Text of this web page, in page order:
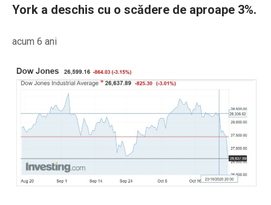
York a deschis cu o scădere de aproape 3%.
acum 6 ani